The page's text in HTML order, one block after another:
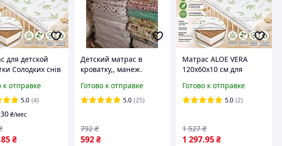
для детской
Солодких снів
кокос
к отправке
5.0 (4)
₴/мес
₴
Детский матрас в
кроватку,, манеж.
120х60см
Готово к отправке
5.0 (25)
592 ₴
792 ₴
Матрас ALOE VERA
120х60х10 см для
Солодких снів
ортопедический кокоc-
Готово к отправке
5.0 (2)
1 297.95₴
1 527 ₴